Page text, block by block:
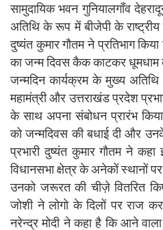
सामुदायिक भवन गुनियालगाँव
अतिथि के रूप में बीजेपी के राष्ट्रीय
दुष्यंत कुमार गौतम ने प्रतिभाग
का जन्म दिवस कैक काटकर धूमधाम
जन्मदिन कार्यक्रम के मुख्य अतिथि
महामंत्री और उत्तराखंड प्रदेश
के साथ अपना संबोधन प्रारंभ
को जन्मदिवस की बधाई दी और
प्रभारी दुष्यंत कुमार गौतम ने
विधानसभा क्षेत्र के अनेकों स्थानों
उनको जरूरत की चीज़े वितरित
जोशी ने लोगो के दिलों पर राज
नरेन्द्र मोदी ने कहा है कि आने